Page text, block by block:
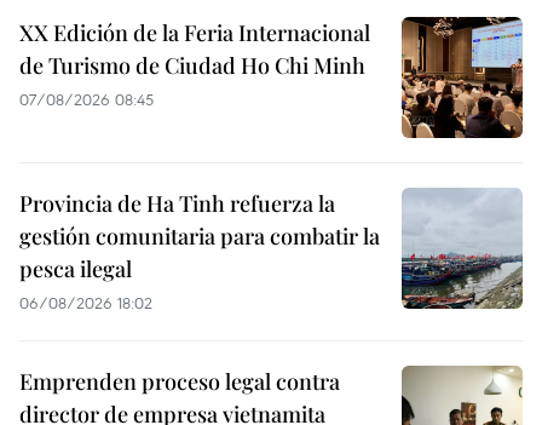
XX Edición de la Feria Internacional
de Turismo de Ciudad Ho Chi Minh
07/08/2026 08:45
Provincia de Ha Tinh refuerza la
gestión comunitaria para combatir la
pesca ilegal
06/08/2026 18:02
Emprenden proceso legal contra
director de empresa vietnamita